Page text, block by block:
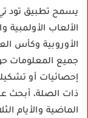
يسمح تطبيق تود
الألعاب الأولمبية
الأوروبية وكأس
جميع المعلومات
إحصائيات أو
ذات الصلة، أبحث
الماضية والأيام